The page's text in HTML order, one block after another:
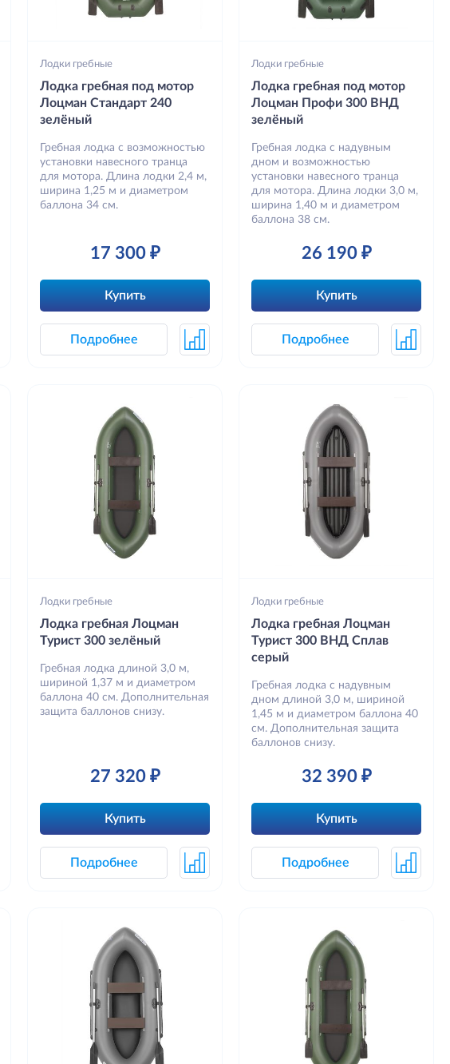
Лодки гребные
Лодка гребная под мотор
Лоцман Стандарт 240
зелёный
Гребная лодка с возможностью
установки навесного транца
для мотора. Длина лодки 2,4 м,
ширина 1,25 м и диаметром
баллона 34 см.
17 300 ₽
Купить
Подробнее
Лодки гребные
Лодка гребная под мотор
Лоцман Профи 300 ВНД
зелёный
Гребная лодка с надувным
дном и возможностью
установки навесного транца
для мотора. Длина лодки 3,0 м,
ширина 1,40 м и диаметром
баллона 38 см.
26 190 ₽
Купить
Подробнее
Лодки гребные
Лодка гребная Лоцман
Турист 300 зелёный
Гребная лодка длиной 3,0 м,
шириной 1,37 м и диаметром
баллона 40 см. Дополнительная
защита баллонов снизу.
27 320 ₽
Купить
Подробнее
Лодки гребные
Лодка гребная Лоцман
Турист 300 ВНД Сплав
серый
Гребная лодка с надувным
дном длиной 3,0 м, шириной
1,45 м и диаметром баллона 40
см. Дополнительная защита
баллонов снизу.
32 390 ₽
Купить
Подробнее